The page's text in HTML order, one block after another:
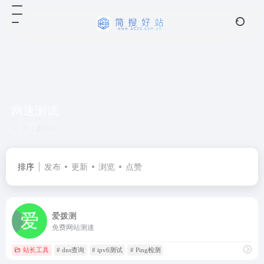
排序 发布 更新 浏览 点赞
爱拨测
免费网站测速
站长工具 # dns查询 # ipv6测试 # Ping检测